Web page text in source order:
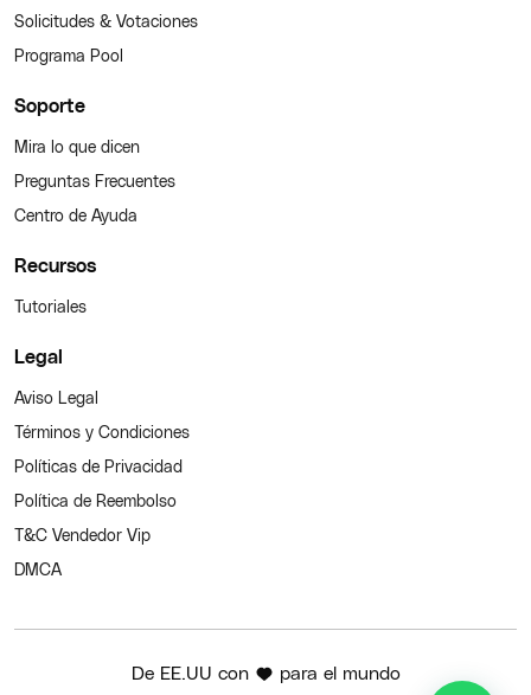
Solicitudes & Votaciones
Programa Pool
Soporte
Mira lo que dicen
Preguntas Frecuentes
Centro de Ayuda
Recursos
Tutoriales
Legal
Aviso Legal
Términos y Condiciones
Políticas de Privacidad
Política de Reembolso
T&C Vendedor Vip
DMCA
De EE.UU con para el mundo